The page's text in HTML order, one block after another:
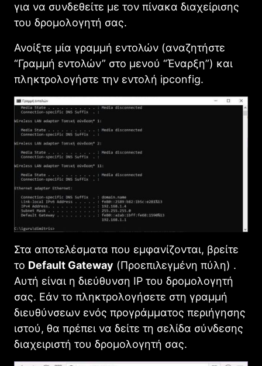
για να συνδεθείτε με τον πίνακα διαχείρισης
του δρομολογητή σας.
Ανοίξτε μία γραμμή εντολών (αναζητήστε
“Γραμμή εντολών” στο μενού “Έναρξη”) και
πληκτρολογήστε την εντολή ipconfig.
Στα αποτελέσματα που εμφανίζονται, βρείτε
το Default Gateway (Προεπιλεγμένη πύλη) .
Αυτή είναι η διεύθυνση IP του δρομολογητή
σας. Εάν το πληκτρολογήσετε στη γραμμή
διευθύνσεων ενός προγράμματος περιήγησης
ιστού, θα πρέπει να δείτε τη σελίδα σύνδεσης
διαχειριστή του δρομολογητή σας.